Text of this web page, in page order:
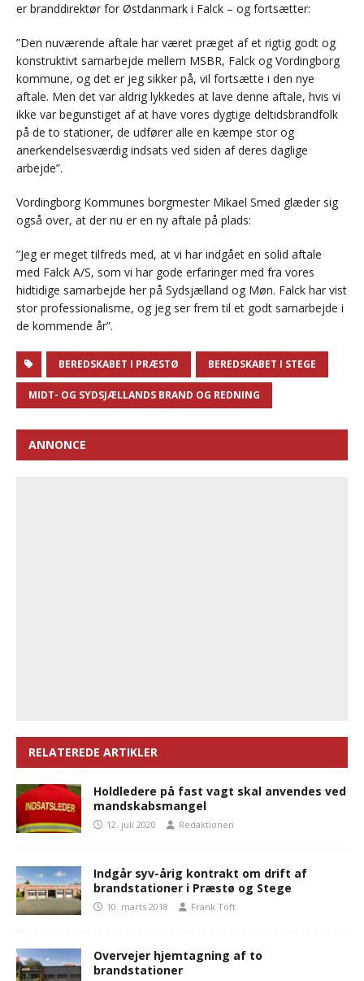
er branddirektør for Østdanmark i Falck – og fortsætter:
”Den nuværende aftale har været præget af et rigtig godt og
konstruktivt samarbejde mellem MSBR, Falck og Vordingborg
kommune, og det er jeg sikker på, vil fortsætte i den nye
aftale. Men det var aldrig lykkedes at lave denne aftale, hvis vi
ikke var begunstiget af at have vores dygtige deltidsbrandfolk
på de to stationer, de udfører alle en kæmpe stor og
anerkendelsesværdig indsats ved siden af deres daglige
arbejde”.
Vordingborg Kommunes borgmester Mikael Smed glæder sig
også over, at der nu er en ny aftale på plads:
”Jeg er meget tilfreds med, at vi har indgået en solid aftale
med Falck A/S, som vi har gode erfaringer med fra vores
hidtidige samarbejde her på Sydsjælland og Møn. Falck har vist
stor professionalisme, og jeg ser frem til et godt samarbejde i
de kommende år”.
BEREDSKABET I PRÆSTØ BEREDSKABET I STEGE
MIDT- OG SYDSJÆLLANDS BRAND OG REDNING
ANNONCE
RELATEREDE ARTIKLER
Holdledere på fast vagt skal anvendes ved
mandskabsmangel
12. juli 2020 Redaktionen
Indgår syv-årig kontrakt om drift af
brandstationer i Præstø og Stege
10. marts 2018 Frank Toft
Overvejer hjemtagning af to
brandstationer